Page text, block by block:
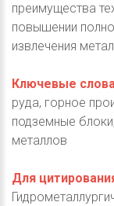
преимущества
повышении
извлечения
Ключевые
руда, горное
подземные
металлов
Для